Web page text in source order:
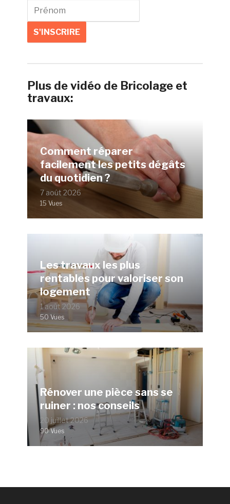
Plus de vidéo de Bricolage et
travaux:
Comment réparer
facilement les petits dégâts
du quotidien ?
7 août 2026
15 Vues
Les travaux les plus
rentables pour valoriser son
logement
1 août 2026
50 Vues
Rénover une pièce sans se
ruiner : nos conseils
20 juillet 2026
90 Vues